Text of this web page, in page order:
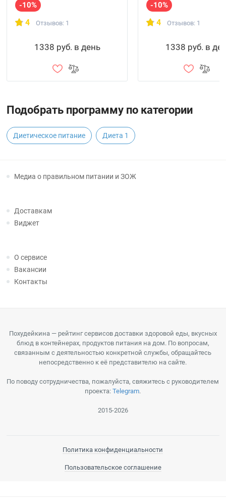
-10%
4 Отзывов: 1
1338 руб. в день
-10%
4 Отзывов: 1
1338 руб. в
Подобрать программу по категории
Диетическое питание Диета 1
Медиа о правильном питании и ЗОЖ
Доставкам
Виджет
О сервисе
Вакансии
Контакты
Похудейкина — рейтинг сервисов доставки здоровой еды, вкусных
блюд в контейнерах, продуктов питания на дом. По вопросам,
связанным с деятельностью конкретной службы, обращайтесь
непосредственно к её представителю на сайте.
По поводу сотрудничества, пожалуйста, свяжитесь с руководителем
проекта:Telegram.
2015-2026
Политика конфиденциальности
Пользовательское соглашение